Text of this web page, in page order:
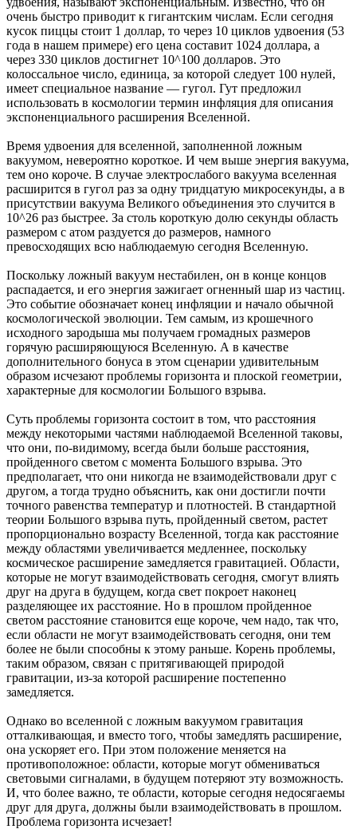
очень быстро приводит к гигантским числам. Если сегодня
кусок пиццы стоит 1 доллар, то через 10 циклов удвоения (53
года в нашем примере) его цена составит 1024 доллара, а
через 330 циклов достигнет 10^100 долларов. Это
колоссальное число, единица, за которой следует 100 нулей,
имеет специальное название — гугол. Гут предложил
использовать в космологии термин инфляция для описания
экспоненциального расширения Вселенной.
Время удвоения для вселенной, заполненной ложным
вакуумом, невероятно короткое. И чем выше энергия вакуума,
тем оно короче. В случае электрослабого вакуума вселенная
расширится в гугол раз за одну тридцатую микросекунды, а в
присутствии вакуума Великого объединения это случится в
10^26 раз быстрее. За столь короткую долю секунды область
размером с атом раздуется до размеров, намного
превосходящих всю наблюдаемую сегодня Вселенную.
Поскольку ложный вакуум нестабилен, он в конце концов
распадается, и его энергия зажигает огненный шар из частиц.
Это событие обозначает конец инфляции и начало обычной
космологической эволюции. Тем самым, из крошечного
исходного зародыша мы получаем громадных размеров
горячую расширяющуюся Вселенную. А в качестве
дополнительного бонуса в этом сценарии удивительным
образом исчезают проблемы горизонта и плоской геометрии,
характерные для космологии Большого взрыва.
Суть проблемы горизонта состоит в том, что расстояния
между некоторыми частями наблюдаемой Вселенной таковы,
что они, по-видимому, всегда были больше расстояния,
пройденного светом с момента Большого взрыва. Это
предполагает, что они никогда не взаимодействовали друг с
другом, а тогда трудно объяснить, как они достигли почти
точного равенства температур и плотностей. В стандартной
теории Большого взрыва путь, пройденный светом, растет
пропорционально возрасту Вселенной, тогда как расстояние
между областями увеличивается медленнее, поскольку
космическое расширение замедляется гравитацией. Области,
которые не могут взаимодействовать сегодня, смогут влиять
друг на друга в будущем, когда свет покроет наконец
разделяющее их расстояние. Но в прошлом пройденное
светом расстояние становится еще короче, чем надо, так что,
если области не могут взаимодействовать сегодня, они тем
более не были способны к этому раньше. Корень проблемы,
таким образом, связан с притягивающей природой
гравитации, из-за которой расширение постепенно
замедляется.
Однако во вселенной с ложным вакуумом гравитация
отталкивающая, и вместо того, чтобы замедлять расширение,
она ускоряет его. При этом положение меняется на
противоположное: области, которые могут обмениваться
световыми сигналами, в будущем потеряют эту возможность.
И, что более важно, те области, которые сегодня недосягаемы
друг для друга, должны были взаимодействовать в прошлом.
Проблема горизонта исчезает!